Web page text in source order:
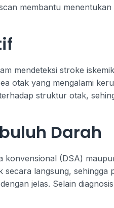
membantu menentukan
mendeteksi stroke
otak yang mengalami
struktur otak,
Darah
konvensional (DSA)
secara langsung, sehingga
jelas. Selain